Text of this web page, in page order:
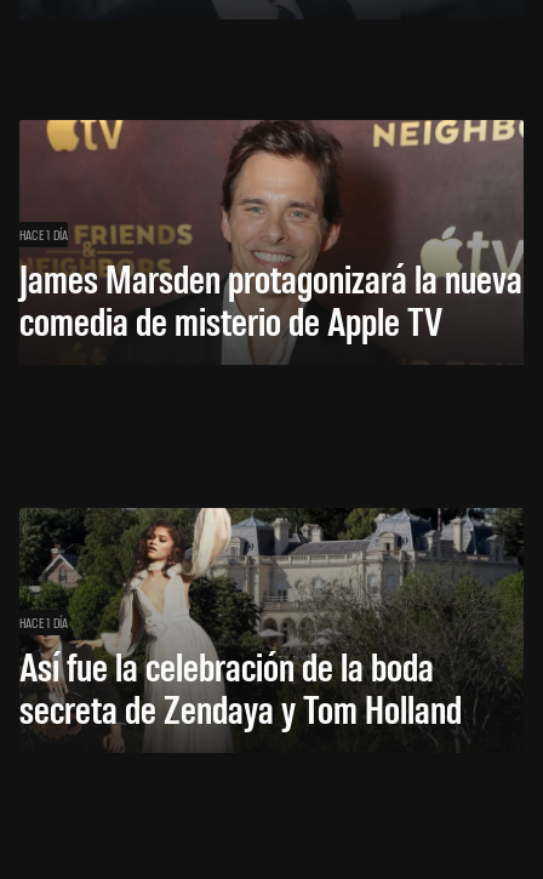
HACE 1 DÍA
James Marsden protagonizará la nueva
comedia de misterio de Apple TV
HACE 1 DÍA
Así fue la celebración de la boda
secreta de Zendaya y Tom Holland